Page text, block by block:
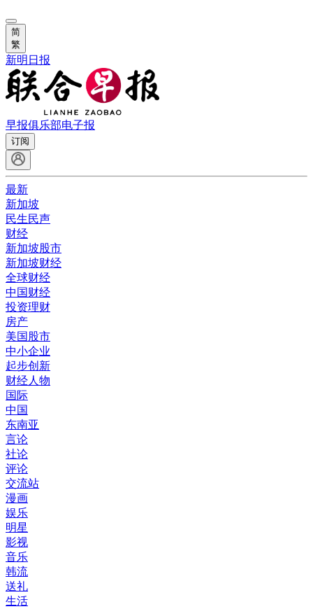
简
繁
新明日报
早报俱乐部电子报
订阅
最新
新加坡
民生民声
财经
新加坡股市
新加坡财经
全球财经
中国财经
投资理财
房产
美国股市
中小企业
起步创新
财经人物
国际
中国
东南亚
言论
社论
评论
交流站
漫画
娱乐
明星
影视
音乐
韩流
送礼
生活